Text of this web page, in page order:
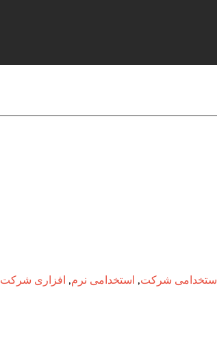
استخدامی شرکت, استخدامی نرم, افزاری شرکت